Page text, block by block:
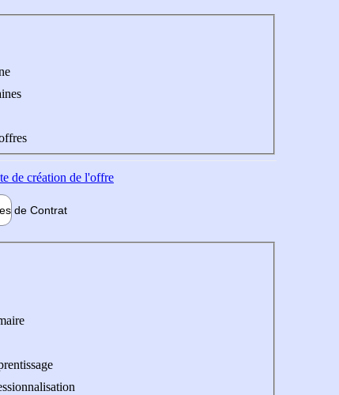
de création de l'offre
de Contrat